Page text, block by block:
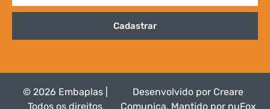
Cadastrar
© 2026 Embaplas |
Todos os direitos
Desenvolvido por Creare
Comunica. Mantido por nuFox